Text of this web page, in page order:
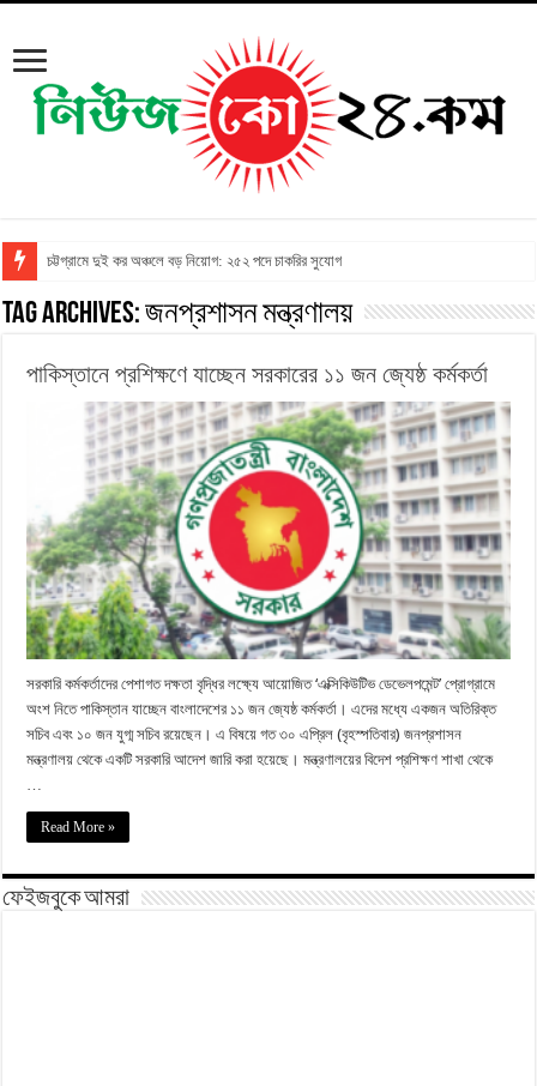
চট্টগ্রামে দুই কর অঞ্চলে বড় নিয়োগ: ২৫২ পদে চাকরির সুযোগ
Tag Archives:জনপ্রশাসন মন্ত্রণালয়
পাকিস্তানে প্রশিক্ষণে যাচ্ছেন সরকারের ১১ জন জ্যেষ্ঠ কর্মকর্তা
সরকারি কর্মকর্তাদের পেশাগত দক্ষতা বৃদ্ধির লক্ষ্যে আয়োজিত ‘এক্সিকিউটিভ ডেভেলপমেন্ট’ প্রোগ্রামে
অংশ নিতে পাকিস্তান যাচ্ছেন বাংলাদেশের ১১ জন জ্যেষ্ঠ কর্মকর্তা। এদের মধ্যে একজন অতিরিক্ত
সচিব এবং ১০ জন যুগ্ম সচিব রয়েছেন। এ বিষয়ে গত ৩০ এপ্রিল (বৃহস্পতিবার) জনপ্রশাসন
মন্ত্রণালয় থেকে একটি সরকারি আদেশ জারি করা হয়েছে। মন্ত্রণালয়ের বিদেশ প্রশিক্ষণ শাখা থেকে
Read More »
ফেইজবুকে আমরা